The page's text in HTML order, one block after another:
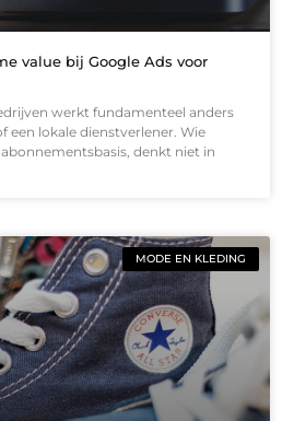
value bij Google Ads voor
werkt fundamenteel anders
een lokale dienstverlener. Wie
denkt niet in
MODE EN KLEDING